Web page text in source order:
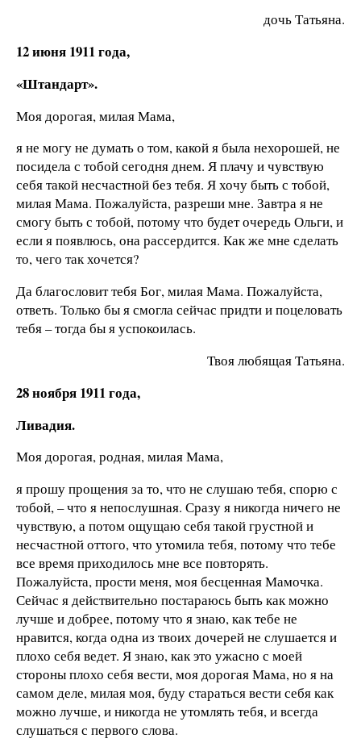
дочь Татьяна.
12 июня 1911 года,
«Штандарт».
Моя дорогая, милая Мама,
я не могу не думать о том, какой я была нехорошей, не
посидела с тобой сегодня днем. Я плачу и чувствую
себя такой несчастной без тебя. Я хочу быть с тобой,
милая Мама. Пожалуйста, разреши мне. Завтра я не
смогу быть с тобой, потому что будет очередь Ольги, и
если я появлюсь, она рассердится. Как же мне сделать
то, чего так хочется?
Да благословит тебя Бог, милая Мама. Пожалуйста,
ответь. Только бы я смогла сейчас придти и поцеловать
тебя – тогда бы я успокоилась.
Твоя любящая Татьяна.
28 ноября 1911 года,
Ливадия.
Моя дорогая, родная, милая Мама,
я прошу прощения за то, что не слушаю тебя, спорю с
тобой, – что я непослушная. Сразу я никогда ничего не
чувствую, а потом ощущаю себя такой грустной и
несчастной оттого, что утомила тебя, потому что тебе
все время приходилось мне все повторять.
Пожалуйста, прости меня, моя бесценная Мамочка.
Сейчас я действительно постараюсь быть как можно
лучше и добрее, потому что я знаю, как тебе не
нравится, когда одна из твоих дочерей не слушается и
плохо себя ведет. Я знаю, как это ужасно с моей
стороны плохо себя вести, моя дорогая Мама, но я на
самом деле, милая моя, буду стараться вести себя как
можно лучше, и никогда не утомлять тебя, и всегда
слушаться с первого слова.